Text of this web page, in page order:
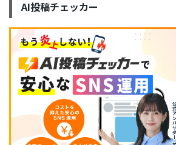
AI投稿チェッカー